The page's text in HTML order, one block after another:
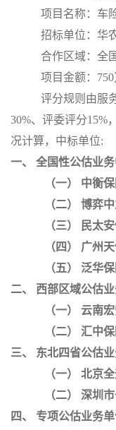
项目名称：车
招标单位：华
合作区域：全
项目金额： 750
评分规则由服
30%、评委评分15%
况计算，中标单位:
一、 全国性公估业
（一） 中衡
（二） 博弈
（三）
民太
（四） 广州
（五） 泛华
二、 西部区域公估
（一） 云南
（二） 汇中
三、 东北四省公估
（一） 北京
（二） 深圳
四、 专项公估业务